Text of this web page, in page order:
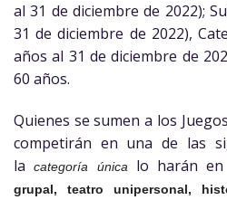
al 31 de diciembre de 2022);
31 de diciembre de 2022),
años al 31 de diciembre de
60 años.
Quienes se sumen a los
competirán en una de las
lacategoría únicalo harán en
grupal, teatro unipersonal,